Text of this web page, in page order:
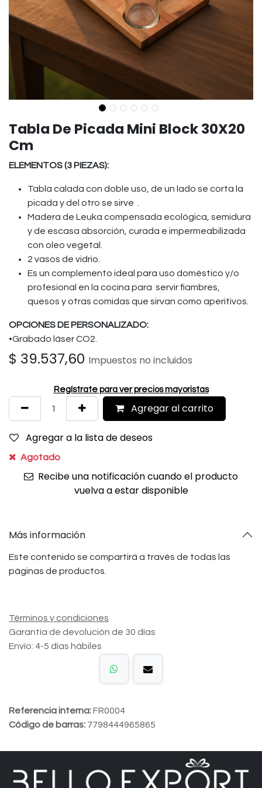
Tabla De Picada Mini Block 30X20
Cm
ELEMENTOS (3 PIEZAS):
Tabla calada con doble uso, de un lado se corta la
picada y del otro se sirve .
Madera de Leuka compensada ecológica, semidura
y de escasa absorción, curada e impermeabilizada
con oleo vegetal.
2 vasos de vidrio.
Es un complemento ideal para uso doméstico y/o
profesional en la cocina para servir fiambres,
quesos y otras comidas que sirvan como aperitivos.
OPCIONES DE PERSONALIZADO:
•Grabado láser CO2.
$ 39.537,60 Impuestos no incluidos
Regístrate para ver precios mayoristas
Agregar al carrito
Agregar a la lista de deseos
Agotado
Recibe una notificación cuando el producto
vuelva a estar disponible
Más información
Este contenido se compartirá a través de todas las
páginas de productos.
Términos y condiciones
Garantía de devolución de 30 días
Envío: 4-5 días hábiles
Referencia interna:FR0004
Código de barras: 7798444965865